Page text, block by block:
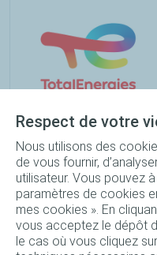
Forfait vidange Quartz
Filtre à huile + Main
246TND
239 TND
Respect de votre
Nous utilisons des
de vous fournir,
utilisateur. Vous pouvez
paramètres de cookies
mes cookies ». En
vous acceptez le dépôt
le cas où vous cliquez